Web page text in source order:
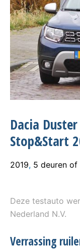
Dacia
Stop&Start
2019, 5 deuren of
Deze testauto
Nederland N.V.
Verrassing